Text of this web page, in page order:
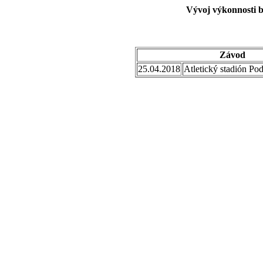
Vývoj výkonnosti
Závod
25.04.2018 Atletický stadión